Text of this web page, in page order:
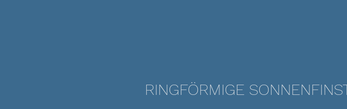
RINGFÖRMIGE